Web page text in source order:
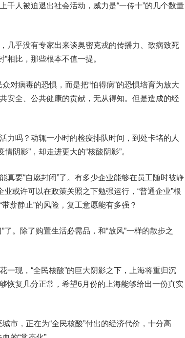
千人被迫退出社会活动，威力是“一传十”的几个数量
几乎没有专家出来谈奥密克戎的传播力、致病致死
相比，那些根本不值一提。
病毒的恐惧，而是把“怕得病”的恐惧培育为放大
安全、公共健康的贡献，无从得知。但是造成的经
力吗？ 动辄一小时的检疫排队时间，到处卡堵的人
阴影”，却走进更大的“核酸阴影”。
真要“自愿封闭”了。有多少企业能够在员工随时被静
业或许可以在政策关照之下勉强运行， “普通企业”根
薪静止”的风险，复工意愿能有多强？
。除了购置生活必需品，和“放风”一样的散步之
现，“全民核酸”的巨大阴影之下，上海将重归沉
恢复几分正常，希望6月份的上海能够给出一份真实
，正在为“全民核酸”付出的经济代价，十分高